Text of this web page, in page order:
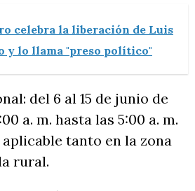
celebra la liberación de Luis
y lo llama "preso político"
del 6 al 15 de junio de
a. m. hasta las 5:00 a. m.
tanto en la zona
rural.